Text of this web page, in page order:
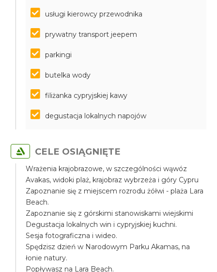
usługi kierowcy przewodnika
prywatny transport jeepem
parkingi
butelka wody
filiżanka cypryjskiej kawy
degustacja lokalnych napojów
CELE OSIĄGNIĘTE
Wrażenia krajobrazowe, w szczególności wąwóz
Avakas, widoki plaż, krajobraz wybrzeża i góry Cypru
Zapoznanie się z miejscem rozrodu żółwi - plaża Lara
Beach.
Zapoznanie się z górskimi stanowiskami wiejskimi
Degustacja lokalnych win i cypryjskiej kuchni.
Sesja fotograficzna i wideo.
Spędzisz dzień w Narodowym Parku Akamas, na
łonie natury.
Popływasz na Lara Beach.